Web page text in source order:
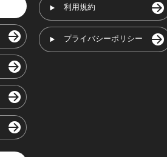
利用規約
プライバシーポリシー